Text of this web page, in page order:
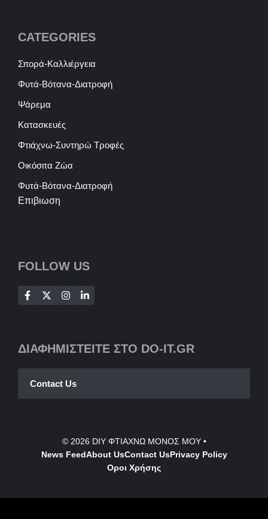
CATEGORIES
Σπορά-Καλλιέργεια
Φυτά-Βότανα-Διατροφή
Ψάρεμα
Κατασκευές
Φτιάχνω-Συντηρώ Τροφές
Οικόσιτα Ζώα
Φυτά-Βότανα-Διατροφή
Επιβιωση
FOLLOW US
ΔΙΑΦΗΜΙΣΤΕΙΤΕ ΣΤΟ DO-IT.GR
Contact Us
© 2026 DIY ΦΤΙΑΧΝΩ ΜΟΝΟΣ ΜΟΥ•
News FeedAbout UsContactUsPrivacy Policy
Οροι Χρήσης